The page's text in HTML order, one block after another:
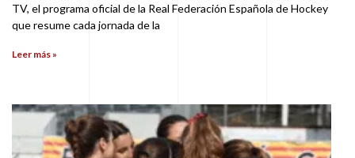
TV, el programa oficial de la Real Federación Española de Hockey
que resume cada jornada de la
Leer más »